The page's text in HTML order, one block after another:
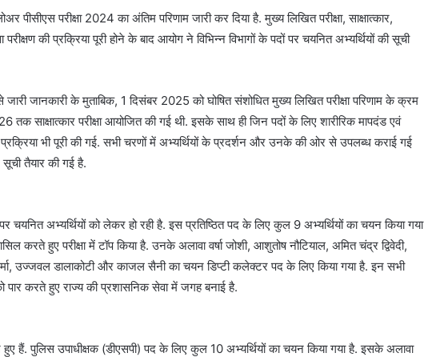
परीक्षा 2024 का अंतिम परिणाम जारी कर दिया है. मुख्य लिखित परीक्षा, साक्षात्कार,
परीक्षण की प्रक्रिया पूरी होने के बाद आयोग ने विभिन्न विभागों के पदों पर चयनित अभ्यर्थियों की सूची
जानकारी के मुताबिक, 1 दिसंबर 2025 को घोषित संशोधित मुख्य लिखित परीक्षा परिणाम के क्रम
साक्षात्कार परीक्षा आयोजित की गई थी. इसके साथ ही जिन पदों के लिए शारीरिक मापदंड एवं
भी पूरी की गई. सभी चरणों में अभ्यर्थियों के प्रदर्शन और उनके की ओर से उपलब्ध कराई गई
तैयार की गई है.
चयनित अभ्यर्थियों को लेकर हो रही है. इस प्रतिष्ठित पद के लिए कुल 9 अभ्यर्थियों का चयन किया गया
करते हुए परीक्षा में टॉप किया है. उनके अलावा वर्षा जोशी, आशुतोष नौटियाल, अमित चंद्र द्विवेदी,
शर्मा, उज्जवल डालाकोटी और काजल सैनी का चयन डिप्टी कलेक्टर पद के लिए किया गया है. इन सभी
पार करते हुए राज्य की प्रशासनिक सेवा में जगह बनाई है.
हैं. पुलिस उपाधीक्षक (डीएसपी) पद के लिए कुल 10 अभ्यर्थियों का चयन किया गया है. इसके अलावा